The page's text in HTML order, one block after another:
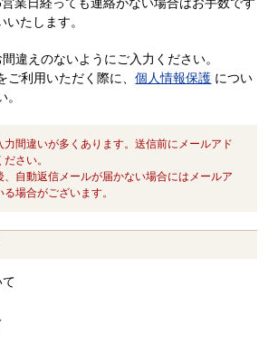
たします。
違えのないようにご入力ください。
ご利用いただく際に、個人情報保護 につい
力間違いが多くあります。送信前にメールアド
さい。
、自動返信メールが届かない場合にはメールア
場合がございます。